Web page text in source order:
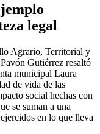
legal
Agrario, Territorial y
Gutiérrez resaltó
municipal Laura
de vida de las
social hechas con
se suman a una
en lo que lleva